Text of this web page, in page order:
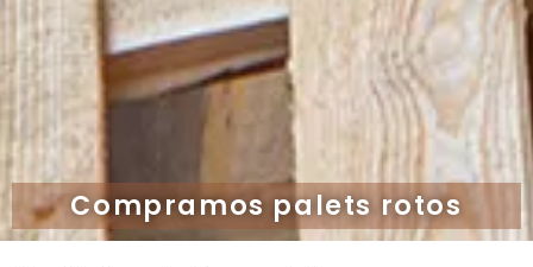
Compramos palets rotos